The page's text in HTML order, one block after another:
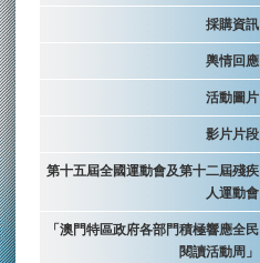
採購資訊
輿情回應
活動圖片
影片片段
第十五屆全國運動會及第十二屆殘疾
人運動會
「澳門特區政府各部門積極響應全民
閱讀活動周」